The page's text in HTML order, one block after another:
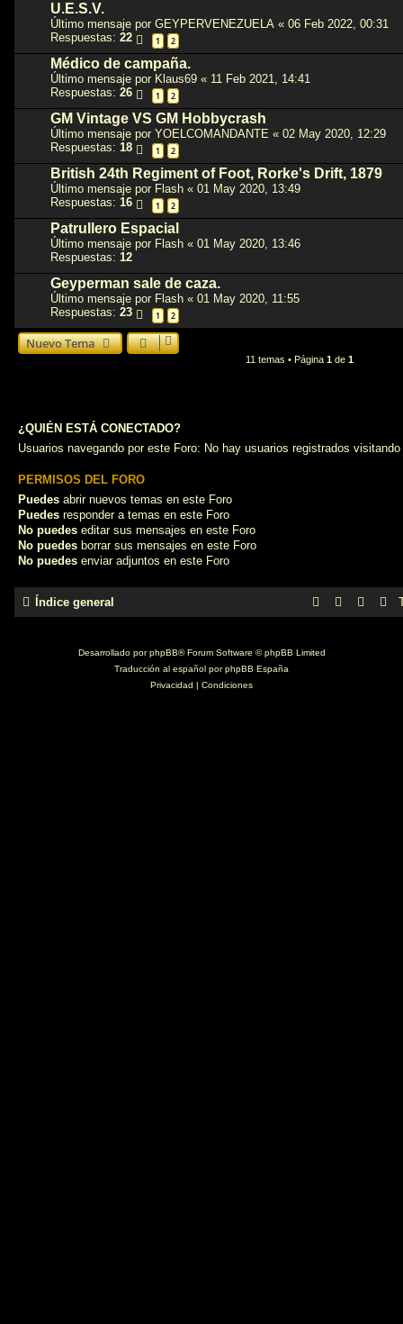
U.E.S.V.
Último mensaje por GEYPERVENEZUELA « 06 Feb 2022, 00:31
Respuestas: 22 1 2
Médico de campaña.
Último mensaje por Klaus69 « 11 Feb 2021, 14:41
Respuestas: 26 1 2
GM Vintage VS GM Hobbycrash
Último mensaje por YOELCOMANDANTE « 02 May 2020, 12:29
Respuestas: 18 1 2
British 24th Regiment of Foot, Rorke's Drift, 1879
Último mensaje por Flash « 01 May 2020, 13:49
Respuestas: 16 1 2
Patrullero Espacial
Último mensaje por Flash « 01 May 2020, 13:46
Respuestas: 12
Geyperman sale de caza.
Último mensaje por Flash « 01 May 2020, 11:55
Respuestas: 23 1 2
Nuevo Tema
11 temas • Página 1de 1
¿QUIÉN ESTÁ CONECTADO?
Usuarios navegando por este Foro: No hay usuarios registrados
PERMISOS DEL FORO
Puedes abrir nuevos temas en este Foro
Puedes responder a temas en este Foro
No puedes editar sus mensajes en este Foro
No puedes borrar sus mensajes en este Foro
No puedes enviar adjuntos en este Foro
Índice general
Desarrollado porphpBB® Forum Software © phpBB Limited
Traducción al español porphpBB España
Privacidad | Condiciones